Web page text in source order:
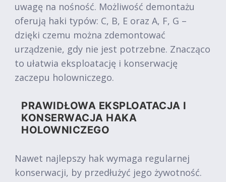
uwagę na nośność. Możliwość demontażu
oferują haki typów: C, B, E oraz A, F, G –
dzięki czemu można zdemontować
urządzenie, gdy nie jest potrzebne. Znacząco
to ułatwia eksploatację i konserwację
zaczepu holowniczego.
PRAWIDŁOWA EKSPLOATACJA I
KONSERWACJA HAKA
HOLOWNICZEGO
Nawet najlepszy hak wymaga regularnej
konserwacji, by przedłużyć jego żywotność.